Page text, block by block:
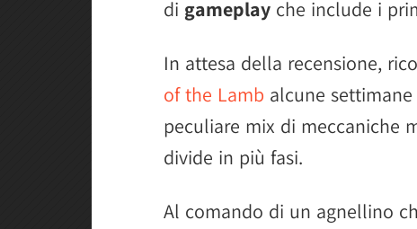
di gameplay che include i
In attesa della recensione,
of the Lamb alcune
peculiare mix di meccaniche
divide in più fasi.
Al comando di un agnellino